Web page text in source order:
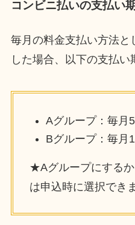
コンビニ払いの支払い
毎月の料金支払い方法と
した場合、以下の支払い
Aグループ：毎月
Bグループ：毎月
★Aグループにする
は申込時に選択でき